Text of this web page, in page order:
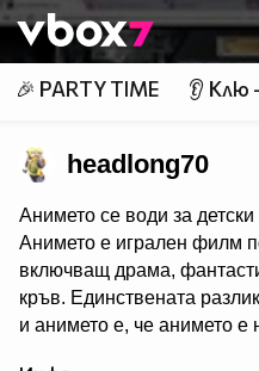
Member of
👾
🎉 PARTY TIME 👂 Клю
headlong70
Анимето се води за
Анимето е игрален филм
включващ драма,
кръв. Единствената
и анимето е, че анимето